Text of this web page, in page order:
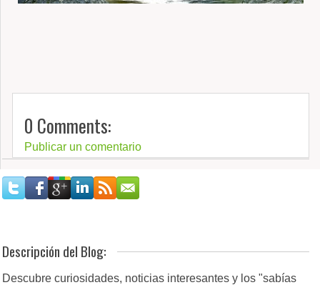
0 Comments:
Publicar un comentario
Descripción del Blog:
Descubre curiosidades, noticias interesantes y los "sabías